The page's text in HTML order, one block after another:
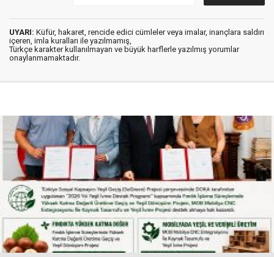
UYARI: Küfür, hakaret, rencide edici cümleler veya imalar, inançlara saldırı
içeren, imla kuralları ile yazılmamış,
Türkçe karakter kullanılmayan ve büyük harflerle yazılmış yorumlar
onaylanmamaktadır.